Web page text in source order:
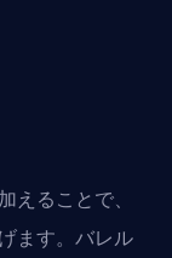
ることで、
ます。バレル